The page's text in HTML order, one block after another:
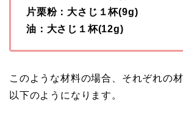
片栗粉：大さじ１杯(9g)
油：大さじ１杯(12g)
このような材料の場合、それぞれの
以下のようになります。